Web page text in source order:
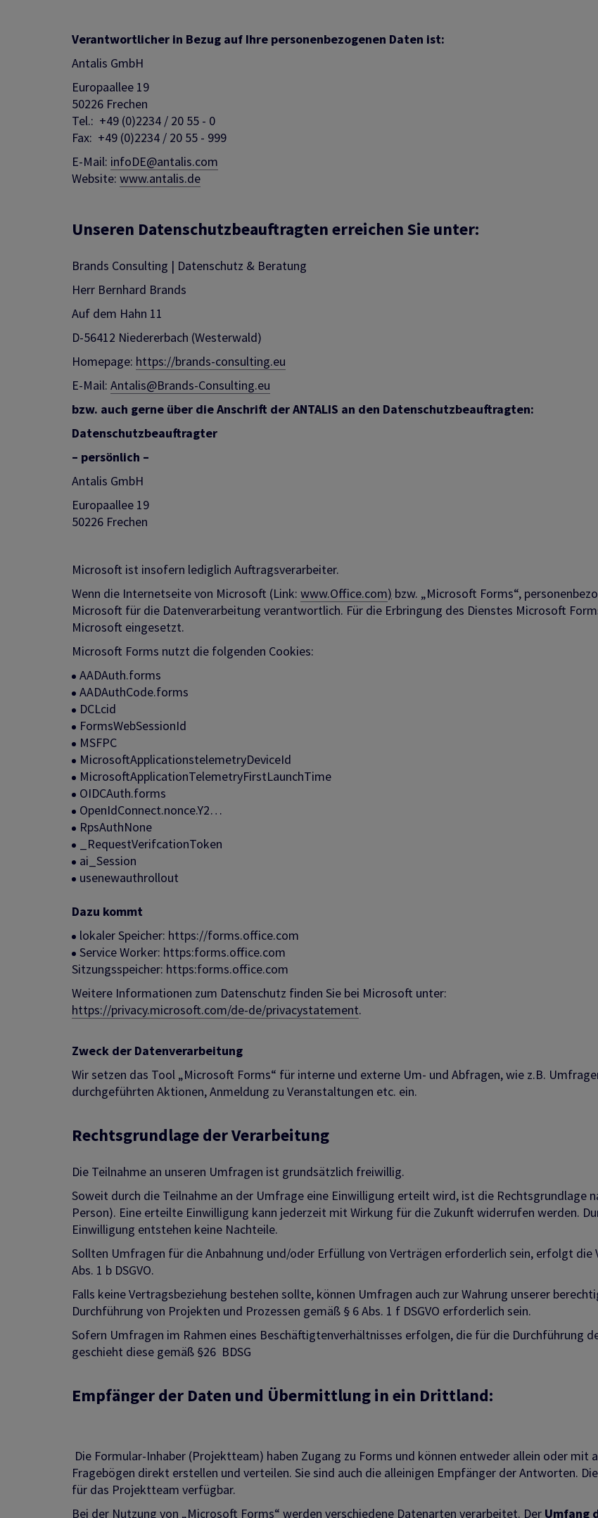
Verantwortlicher in Bezug auf Ihre personenbezogenen Daten ist:
Antalis GmbH
Europaallee 19
50226 Frechen
Tel.: +49 (0)2234 / 20 55 - 0
Fax: +49 (0)2234 / 20 55 - 999
E-Mail: infoDE@antalis.com
Website: www.antalis.de
Unseren Datenschutzbeauftragten erreichen Sie unter:
Brands Consulting | Datenschutz & Beratung
Herr Bernhard Brands
Auf dem Hahn 11
D-56412 Niedererbach (Westerwald)
Homepage: https://brands-consulting.eu
E-Mail: Antalis@Brands-Consulting.eu
bzw. auch gerne über die Anschrift der ANTALIS an den Datenschutzbeauftragten:
Datenschutzbeauftragter
– persönlich –
Antalis GmbH
Europaallee 19
50226 Frechen
Microsoft ist insofern lediglich Auftragsverarbeiter.
Wenn die Internetseite von Microsoft (Link: www.Office.com) bzw. „Microsoft Forms“,
Microsoft für die Datenverarbeitung verantwortlich. Für die Erbringung des Dienstes Microsoft
Microsoft eingesetzt.
Microsoft Forms nutzt die folgenden Cookies:
AADAuth.forms
AADAuthCode.forms
DCLcid
FormsWebSessionId
MSFPC
MicrosoftApplicationstelemetryDeviceId
MicrosoftApplicationTelemetryFirstLaunchTime
OIDCAuth.forms
OpenIdConnect.nonce.Y2…
RpsAuthNone
_RequestVerifcationToken
ai_Session
usenewauthrollout
Dazu kommt
lokaler Speicher: https://forms.office.com
Service Worker: https:forms.office.com
Sitzungsspeicher: https:forms.office.com
Weitere Informationen zum Datenschutz finden Sie bei Microsoft unter:
https://privacy.microsoft.com/de-de/privacystatement.
Zweck der Datenverarbeitung
Wir setzen das Tool „Microsoft Forms“ für interne und externe Um- und Abfragen, wie z.B.
durchgeführten Aktionen, Anmeldung zu Veranstaltungen etc. ein.
Rechtsgrundlage der Verarbeitung
Die Teilnahme an unseren Umfragen ist grundsätzlich freiwillig.
Soweit durch die Teilnahme an der Umfrage eine Einwilligung erteilt wird, ist die Rechtsgrundlage
Person). Eine erteilte Einwilligung kann jederzeit mit Wirkung für die Zukunft widerrufen werden.
Einwilligung entstehen keine Nachteile.
Sollten Umfragen für die Anbahnung und/oder Erfüllung von Verträgen erforderlich sein, erfolgt die
Abs. 1 b DSGVO.
Falls keine Vertragsbeziehung bestehen sollte, können Umfragen auch zur Wahrung unserer
Durchführung von Projekten und Prozessen gemäß § 6 Abs. 1 f DSGVO erforderlich sein.
Sofern Umfragen im Rahmen eines Beschäftigtenverhältnisses erfolgen, die für die Durchführung
geschieht diese gemäß §26 BDSG
Empfänger der Daten und Übermittlung in ein Drittland:
Die Formular-Inhaber (Projektteam) haben Zugang zu Forms und können entweder allein oder mit
Fragebögen direkt erstellen und verteilen. Sie sind auch die alleinigen Empfänger der Antworten.
für das Projektteam verfügbar.
Bei der Nutzung von „Microsoft Forms“ werden verschiedene Datenarten verarbeitet. Der Umfang